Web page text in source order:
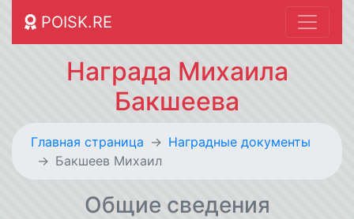
POISK.RE
Награда Михаила
Бакшеева
Главная страница
Наградные документы
Бакшеев Михаил
Общие сведения